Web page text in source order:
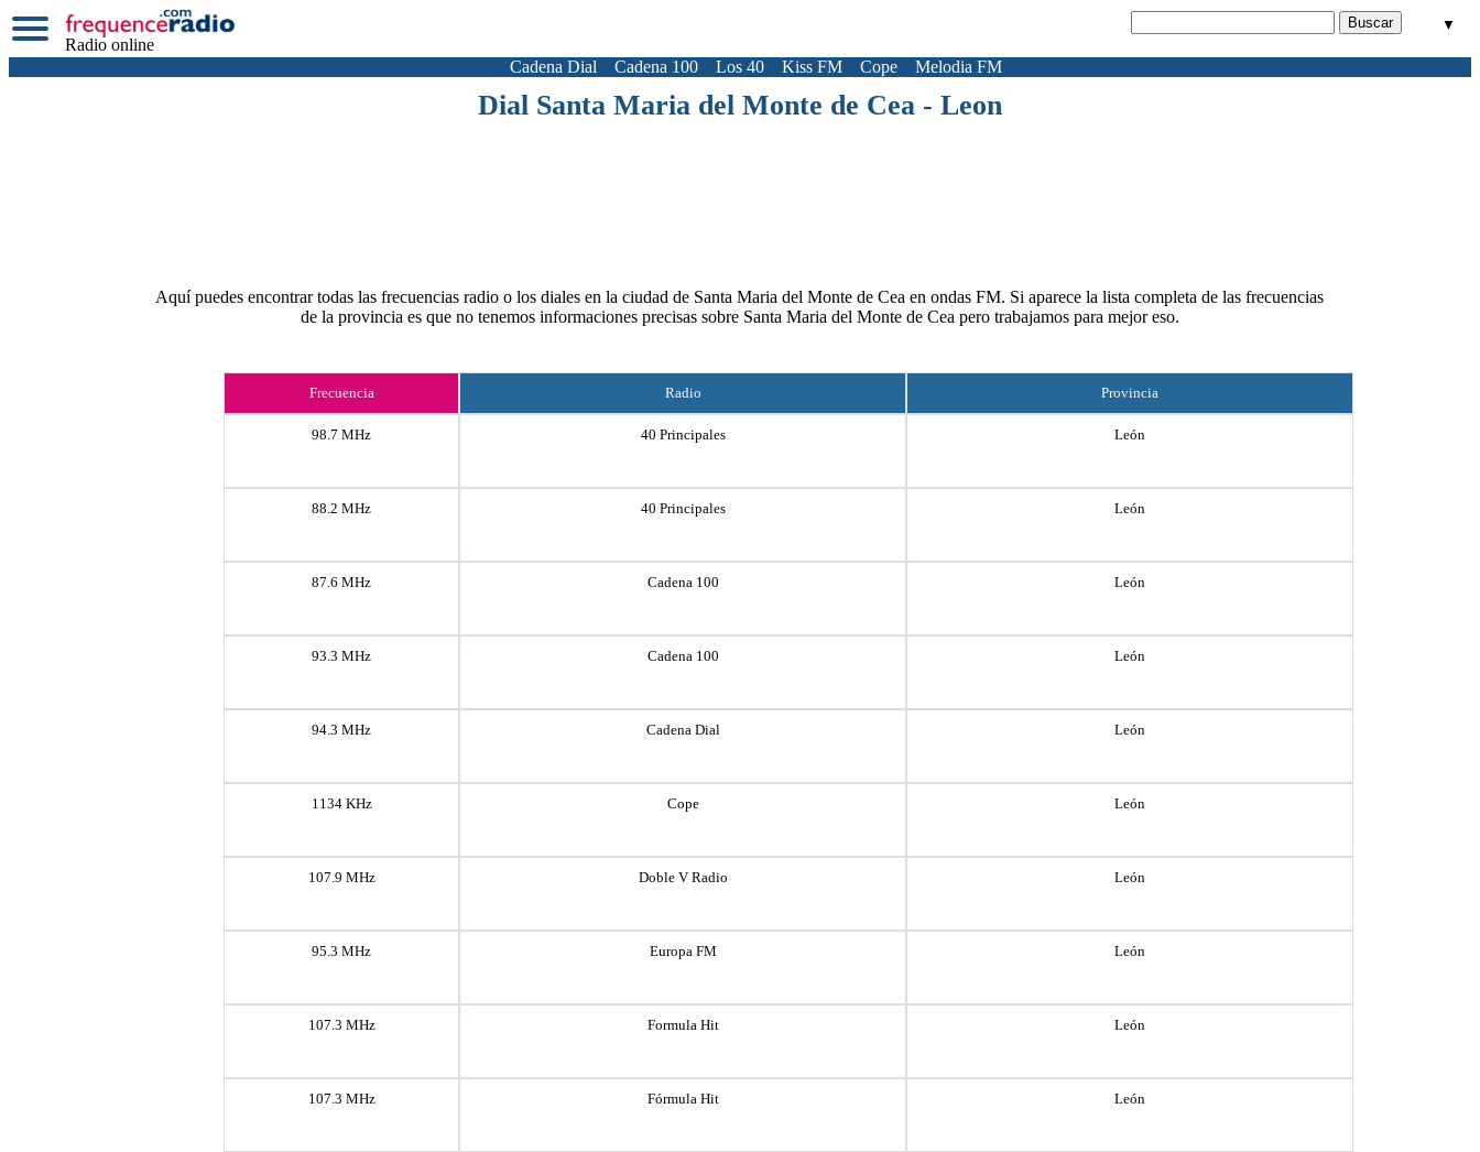
Radio online
▼
Cadena Dial Cadena 100 Los 40 Kiss FM Cope Melodia FM
Dial Santa Maria del Monte de Cea - Leon
Aquí puedes encontrar todas las frecuencias radio o los diales en la ciudad de Santa Maria del Monte de Cea en ondas FM. Si aparece la lista completa de las frecuencias
de la provincia es que no tenemos informaciones precisas sobre Santa Maria del Monte de Cea pero trabajamos para mejor eso.
Frecuencia Radio Provincia
98.7 MHz 40 Principales León
88.2 MHz 40 Principales León
87.6 MHz Cadena 100 León
93.3 MHz Cadena 100 León
94.3 MHz Cadena Dial León
1134 KHz Cope León
107.9 MHz Doble V Radio León
95.3 MHz Europa FM León
107.3 MHz Formula Hit León
107.3 MHz Fórmula Hit León